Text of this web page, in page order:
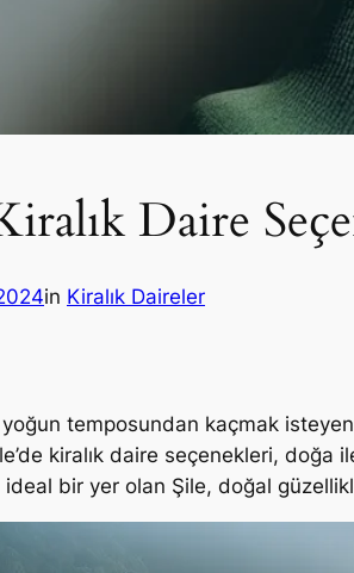
Daire
in Kiralık Daireler
yoğun temposundan kaçmak
kiralık daire seçenekleri,
ideal bir yer olan Şile, doğal